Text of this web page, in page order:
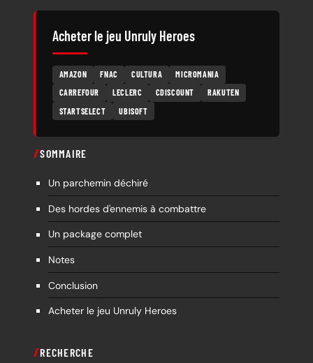
Acheter le jeu Unruly Heroes
AMAZON FNAC CULTURA
MICROMANIA
CARREFOUR
LECLERC CDISCOUNT
RAKUTEN
STARTSELECT
UBISOFT
SOMMAIRE
Un parchemin déchiré
Des hordes d'ennemis à combattre
Un package complet
Notes
Conclusion
Acheter le jeu Unruly Heroes
RECHERCHE